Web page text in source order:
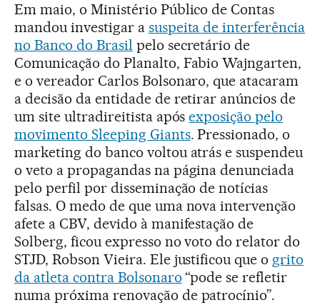
Em maio, o Ministério Público de Contas
mandou investigar a suspeita de interferência
no Banco do Brasil pelo secretário de
Comunicação do Planalto, Fabio Wajngarten,
e o vereador Carlos Bolsonaro, que atacaram
a decisão da entidade de retirar anúncios de
um site ultradireitista apósexposição pelo
movimento Sleeping Giants. Pressionado, o
marketing do banco voltou atrás e suspendeu
o veto a propagandas na página denunciada
pelo perfil por disseminação de notícias
falsas. O medo de que uma nova intervenção
afete a CBV, devido à manifestação de
Solberg, ficou expresso no voto do relator do
STJD, Robson Vieira. Ele justificou que o grito
da atleta contra Bolsonaro “pode se refletir
numa próxima renovação de patrocínio”.